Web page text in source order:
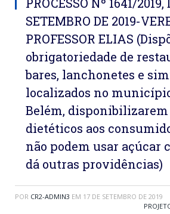
PROCESSO Nº 1641/2019,
SETEMBRO DE 2019-
PROFESSOR ELIAS
obrigatoriedade de
bares, lanchonetes e
localizados no
Belém,
dietéticos aos
não podem usar açúcar
dá outras providências)
POR CR2-ADMIN3 EM 17 DE SETEMBRO DE 2019